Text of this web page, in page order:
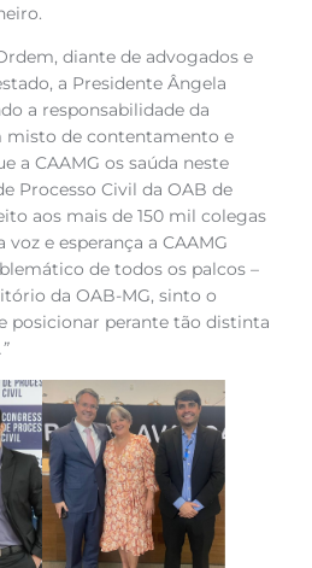
diante de advogados e
a Presidente Ângela
a responsabilidade da
misto de contentamento e
a CAAMG os saúda neste
Processo Civil da OAB de
aos mais de 150 mil colegas
e esperança a CAAMG
de todos os palcos –
da OAB-MG, sinto o
posicionar perante tão distinta
.”